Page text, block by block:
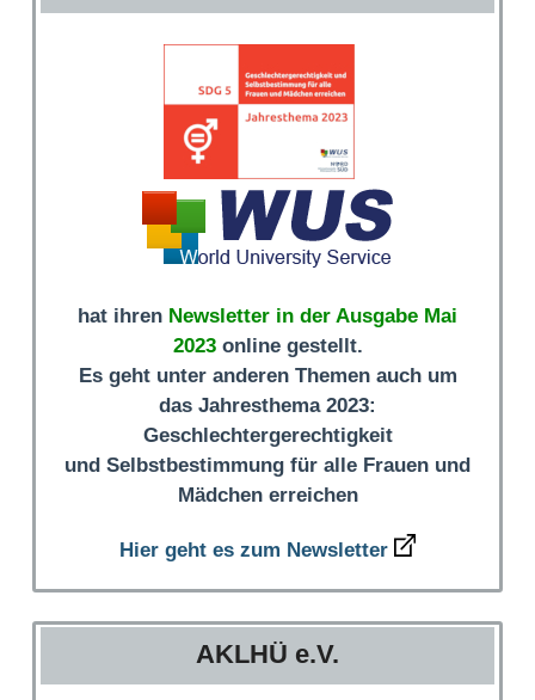
hat ihren Newsletter in der Ausgabe Mai
2023online gestellt.
Es geht unter anderen Themen auch um
das Jahresthema 2023:
Geschlechtergerechtigkeit
und Selbstbestimmung für alle Frauen und
Mädchen erreichen
Hier geht es zum Newsletter
AKLHÜ e.V.